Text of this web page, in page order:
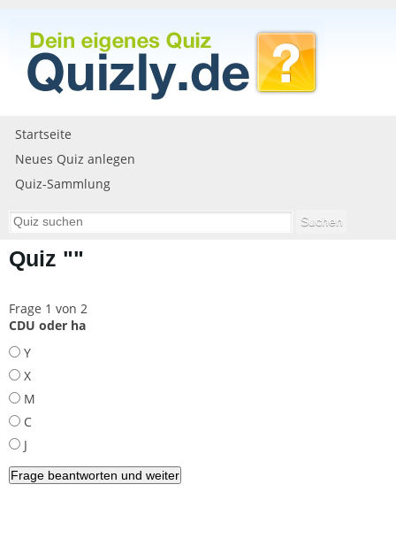
Startseite
Neues Quiz anlegen
Quiz-Sammlung
Quiz ""
Frage 1 von 2
CDU oder ha
Y
X
M
C
J